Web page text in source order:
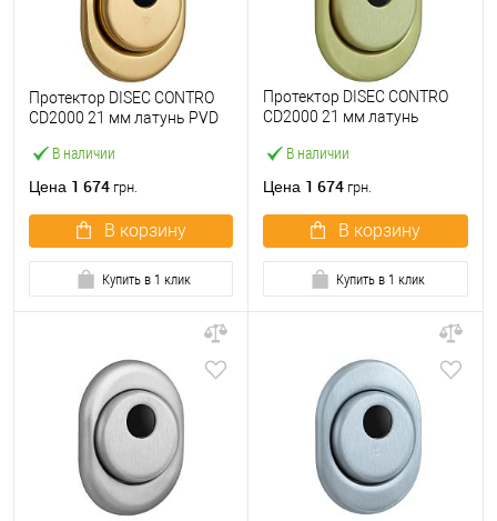
В наличии
Протектор DISEC CONTRO
CD2000 21 мм латунь PVD
Цена 1 674 грн.
В корзину
Купить в 1 клик
В наличии
Протектор DISEC CONTRO
CD2000 21 мм латунь
Цена 1 674 грн.
В корзину
Купить в 1 клик